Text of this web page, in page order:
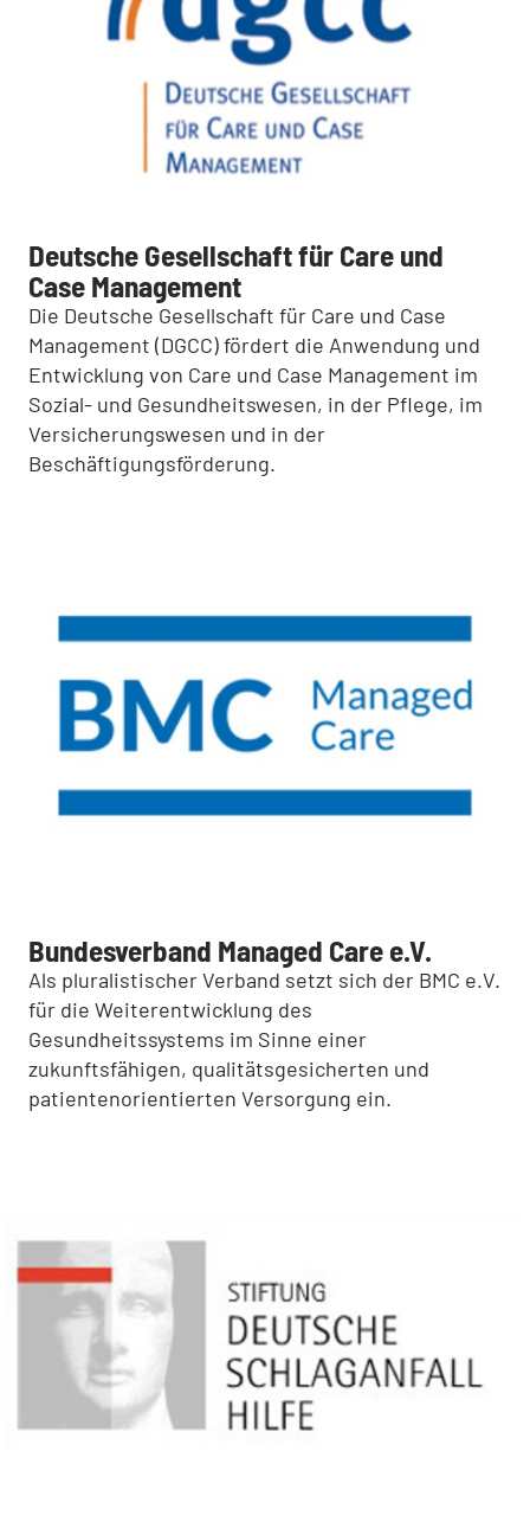
Deutsche Gesellschaft für Care und
Case Management
Die Deutsche Gesellschaft für Care und Case
Management (DGCC) fördert die Anwendung und
Entwicklung von Care und Case Management im
Sozial- und Gesundheitswesen, in der Pflege, im
Versicherungswesen und in der
Beschäftigungsförderung.
Bundesverband Managed Care e.V.
Als pluralistischer Verband setzt sich der BMC e.V.
für die Weiterentwicklung des
Gesundheitssystems im Sinne einer
zukunftsfähigen, qualitätsgesicherten und
patientenorientierten Versorgung ein.